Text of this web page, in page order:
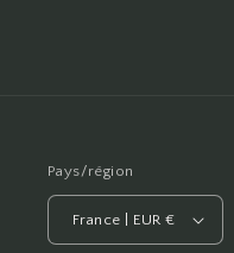
Pays/région
France | EUR €